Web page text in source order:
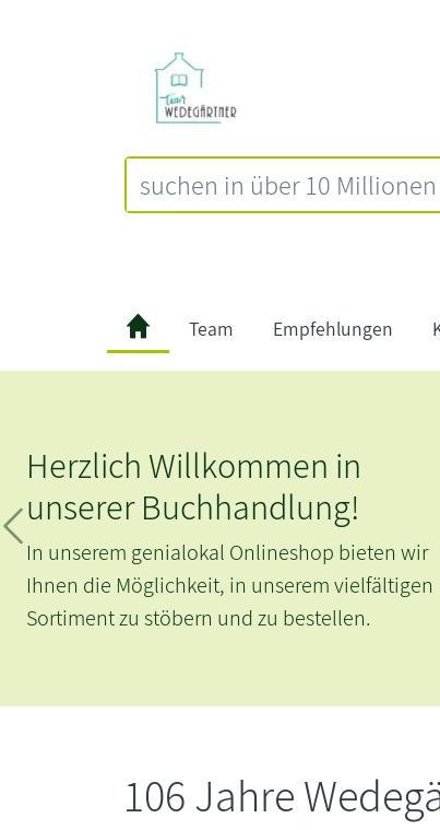
Team Empfehlungen
Zurück
Herzlich Willkommen in
unserer Buchhandlung!
In unserem genialokal Onlineshop bieten wir
Ihnen die Möglichkeit, in unserem vielfältigen
Sortiment zu stöbern und zu bestellen.
106 Jahre